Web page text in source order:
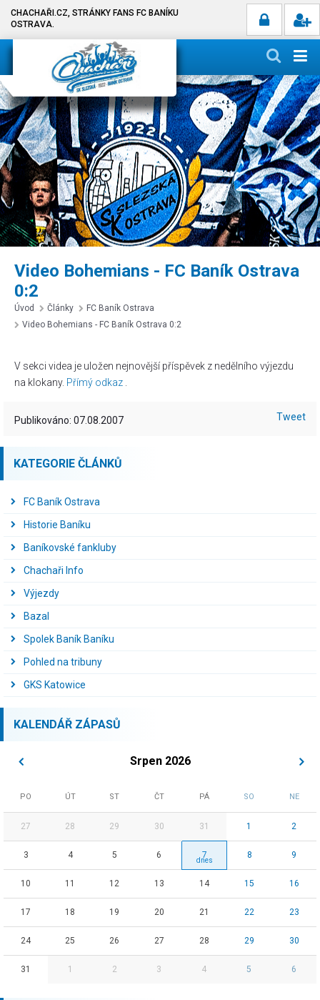
CHACHAŘI.CZ, STRÁNKY FANS FC BANÍKU
OSTRAVA.
Video Bohemians - FC Baník Ostrava
0:2
Úvod Články
FC Baník Ostrava
Video Bohemians - FC Baník Ostrava 0:2
V sekci videa je uložen nejnovější příspěvek z nedělního výjezdu
na klokany. Přímý odkaz
Publikováno: 07.08.2007 Tweet
KATEGORIE ČLÁNKŮ
FC Baník Ostrava
Historie Baníku
Baníkovské fankluby
Chachaři Info
Výjezdy
Bazal
Spolek Baník Baníku
Pohled na tribuny
GKS Katowice
KALENDÁŘ ZÁPASŮ
Srpen 2026
PO ÚT ST ČT PÁ SO NE
27 28 29 30 31 1 2
3 4 5 6 7 8 9
10 11 12 13 14 15 16
17 18 19 20 21 22 23
24 25 26 27 28 29 30
31 1 2 3 4 5 6